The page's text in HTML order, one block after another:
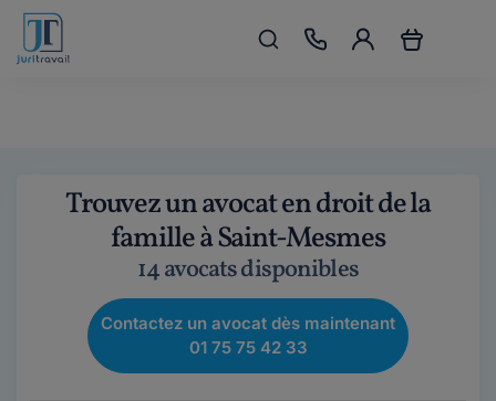
Trouvez un avocat en droit de la
famille à Saint-Mesmes
14 avocats disponibles
Contactez un avocat dès maintenant
01 75 75 42 33